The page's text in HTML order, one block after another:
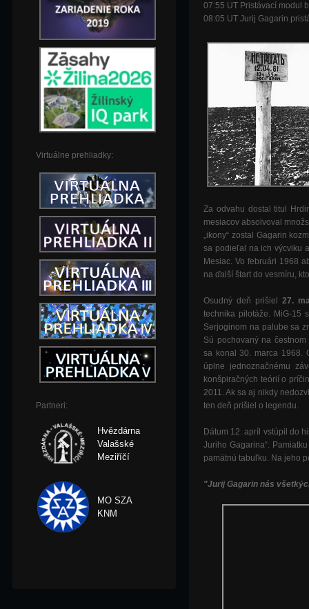
Virtuálne prehliadky:
Partneri:
Hvězdárna
Valašské
Meziříčí
MO SZA
KNM
07:55 UT Pristávací modul
08:05 UT Jurij Gagarin
Za odvahu dostal titul
mesiacov absolvoval
„ikony“ zostal Gagarin
sa podieľal na ich výcviku
Mesiac. Vo februári 1968
na ďalší štart do vesmíru,
Osudný deň prišiel 27.
technika pilotáže. MiG-15
Serjoginom na palube sa
Sú pochovaný na
sa konal 30. marca 1968.
úplne jednoznačnému
konšpiračných teórií o
2011. Ak sa aj nikdy
ten deň prišiel o legendu.
Dátum 12. apríl vstúpil do
Juriho Gagarina“.
pamätnú tabuľku. Na jeho
"Jurij Gagarin nás